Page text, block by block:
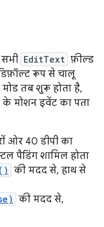
EditText फ़ील्ड
रूप से चालू
तब शुरू होता है,
के मोशन इवेंट का पता
ओर 40 डीपी का
पैडिंग शामिल होता
की मदद से, हाथ से
की मदद से,